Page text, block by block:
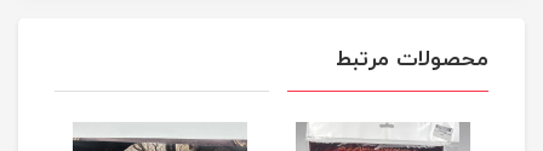
محصولات مرتبط